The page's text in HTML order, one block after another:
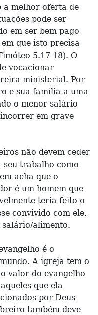
a melhor oferta de
pode ser
em ser bem pago
que isto precisa
5.17-18). O
vocacionar
ministerial. Por
e sua família a uma
o menor salário
em grave
não devem ceder
trabalho como
acha que o
é um homem que
teria feito o
convivido com ele.
alimento.
é o
A igreja tem o
valor do evangelho
que ela
por Deus
também deve